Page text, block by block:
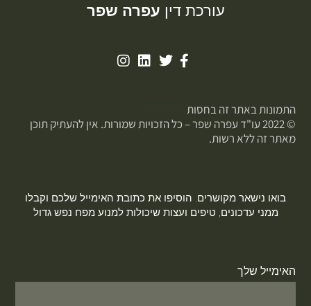
עורכת דין עפרה שפר
התמונות באתר זה בחסות
© 2022 עו"ד עפרה שפר – כל הזכויות שמורות. אין להעתיק תוכן
מאתר זה ללא רשות.
בואו נישאר מקושרים. הוסיפו את כתובת האימייל שלכם וקבלו
ממני עדכונים, טיפים ועצות שיכולות למנוע מפח נפש גדול
האימייל שלך